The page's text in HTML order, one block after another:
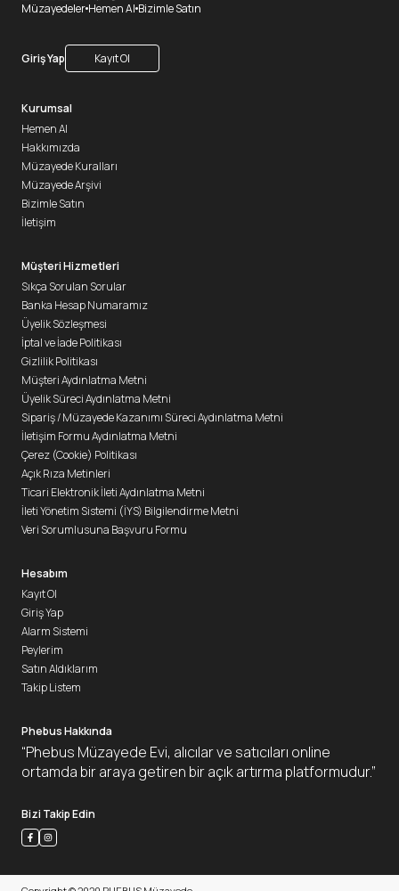
Müzayedeler Hemen Al Bizimle Satın
Giriş Yap Kayıt Ol
Phebus Hakkında
“Phebus Müzayede Evi, alıcılar ve satıcıları online
ortamda bir araya getiren bir açık artırma platformudur.”
Bizi Takip Edin
Kurumsal
Hemen Al
Hakkımızda
Müzayede Kuralları
Müzayede Arşivi
Bizimle Satın
İletişim
Müşteri Hizmetleri
Sıkça Sorulan Sorular
Banka Hesap Numaramız
Üyelik Sözleşmesi
İptal ve İade Politikası
Gizlilik Politikası
Müşteri Aydınlatma Metni
Üyelik Süreci Aydınlatma Metni
Sipariş / Müzayede Kazanımı Süreci Aydınlatma Metni
İletişim Formu Aydınlatma Metni
Çerez (Cookie) Politikası
Açık Rıza Metinleri
Ticari Elektronik İleti Aydınlatma Metni
İleti Yönetim Sistemi (İYS) Bilgilendirme Metni
Veri Sorumlusuna Başvuru Formu
Hesabım
Kayıt Ol
Giriş Yap
Alarm Sistemi
Peylerim
Satın Aldıklarım
Takip Listem